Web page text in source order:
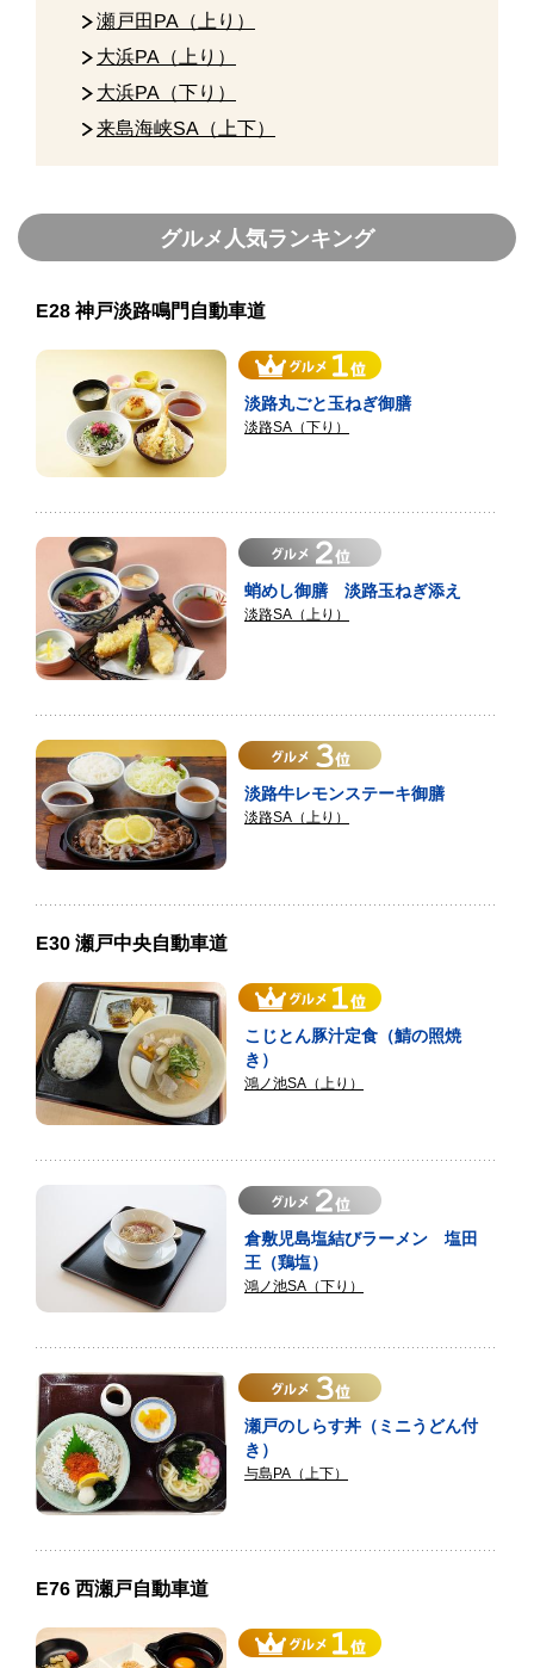
瀬戸田PA（上り）
大浜PA（上り）
大浜PA（下り）
来島海峡SA（上下）
グルメ人気ランキング
E28 神戸淡路鳴門自動車道
淡路丸ごと玉ねぎ御膳
淡路SA（下り）
蛸めし御膳 淡路玉ねぎ添え
淡路SA（上り）
淡路牛レモンステーキ御膳
淡路SA（上り）
E30 瀬戸中央自動車道
こじとん豚汁定食（鯖の照焼
き）
鴻ノ池SA（上り）
倉敷児島塩結びラーメン 塩田
王（鶏塩）
鴻ノ池SA（下り）
瀬戸のしらす丼（ミニうどん付
き）
与島PA（上下）
E76 西瀬戸自動車道